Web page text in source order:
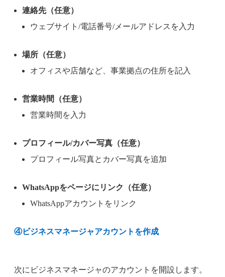
連絡先（任意）
ウェブサイト/電話番号/メールアドレスを入力
場所（任意）
オフィスや店舗など、事業拠点の住所を記入
営業時間（任意）
営業時間を入力
プロフィール/カバー写真（任意）
プロフィール写真とカバー写真を追加
WhatsAppをページにリンク（任意）
WhatsAppアカウントをリンク
④ビジネスマネージャアカウントを作成
次にビジネスマネージャのアカウントを開設します。